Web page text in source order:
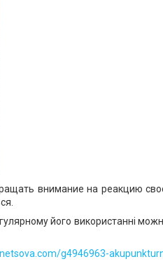
внимание на реакцию
його використанні
g4946963-